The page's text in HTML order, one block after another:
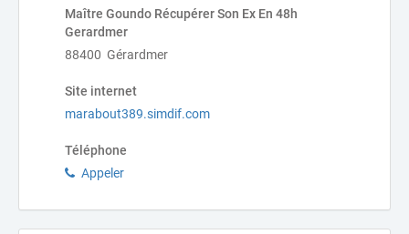
Maître Goundo Récupérer Son Ex En 48h
Gerardmer
88400 Gérardmer
Site internet
marabout389.simdif.com
Téléphone
Appeler